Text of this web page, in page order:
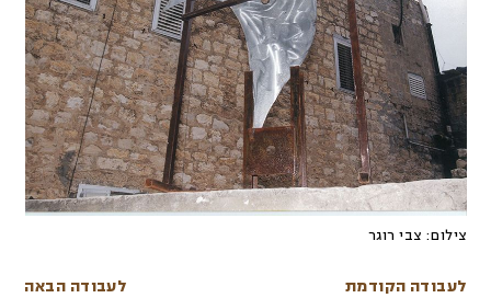
צילום: צבי רוגר
לעבודה הקודמת לעבודה הבאה